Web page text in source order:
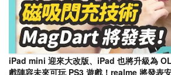
iPad mini 迎來大改版、iPad 也將升級為
戲陣容未來可玩 PS3 遊戲！realme 將發表